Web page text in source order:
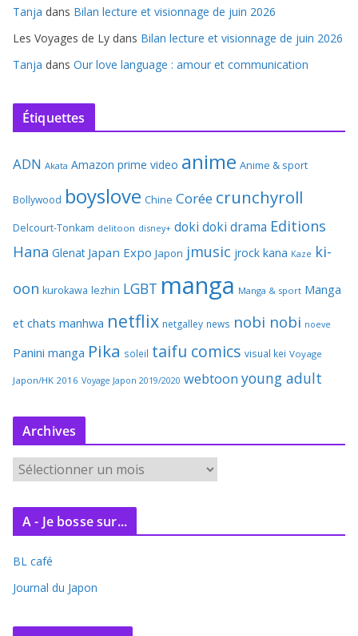
Tanja dans Bilan lecture et visionnage de juin 2026
Les Voyages de Ly dans Bilan lecture et visionnage de juin 2026
Tanja dans Our love language : amour et communication
Étiquettes
ADN Akata Amazon prime video anime Anime & sport
Bollywood boyslove Chine Corée crunchyroll
Delcourt-Tonkam delitoon disney+ doki doki drama Editions
Hana Glenat Japan Expo Japon jmusic jrock kana Kaze ki-
oon kurokawa lezhin LGBT manga Manga & sport Manga
et chats manhwa netflix netgalley news nobi nobi noeve
Panini manga Pika soleil taifu comics visual kei Voyage
Japon/HK 2016 Voyage Japon 2019/2020 webtoon young adult
Archives
r
c
v
e
A - Je bosse sur...
BL café
Journal du Japon